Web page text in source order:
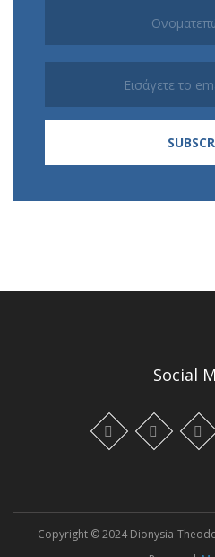
Social
Copyright © 2024 Dionysia-